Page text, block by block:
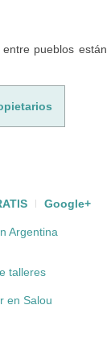
entre pueblos están
Google+
Argentina
talleres
en Salou